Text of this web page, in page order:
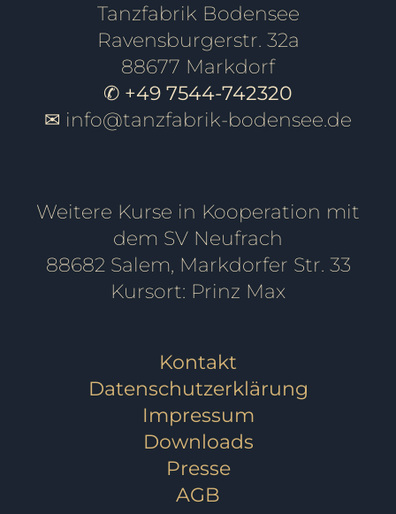
Tanzfabrik Bodensee
Ravensburgerstr. 32a
88677 Markdorf
✆ +49 7544-742320
✉ info@tanzfabrik-bodensee.de
Weitere Kurse in Kooperation mit
dem SV Neufrach
88682 Salem, Markdorfer Str. 33
Kursort: Prinz Max
Kontakt
Datenschutzerklärung
Impressum
Downloads
Presse
AGB